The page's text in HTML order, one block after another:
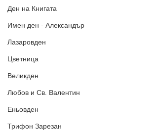
Ден на Книгата
Имен ден - Александър
Лазаровден
Цветница
Великден
Любов и Св. Валентин
Еньовден
Трифон Зарезан